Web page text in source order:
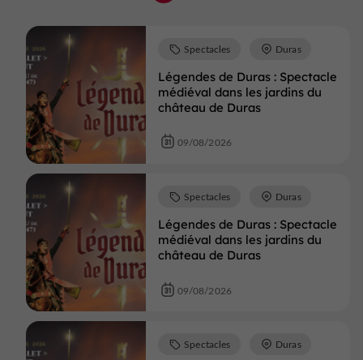
Légendes de Duras : Spectacle
médiéval dans les jardins du
château de Duras
Spectacles Duras
09/08/2026
Légendes de Duras : Spectacle
médiéval dans les jardins du
château de Duras
Spectacles Duras
09/08/2026
Spectacles Duras